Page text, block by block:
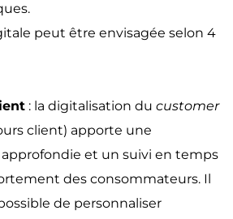
peut être envisagée selon 4
: la digitalisation du customer
client) apporte une
et un suivi en temps
des consommateurs. Il
de personnaliser